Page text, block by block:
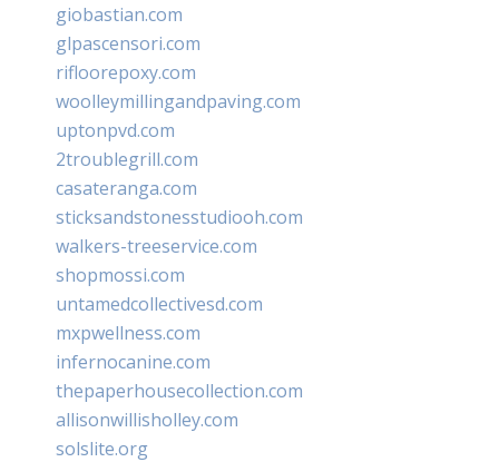
giobastian.com
glpascensori.com
rifloorepoxy.com
woolleymillingandpaving.com
uptonpvd.com
2troublegrill.com
casateranga.com
sticksandstonesstudiooh.com
walkers-treeservice.com
shopmossi.com
untamedcollectivesd.com
mxpwellness.com
infernocanine.com
thepaperhousecollection.com
allisonwillisholley.com
solslite.org